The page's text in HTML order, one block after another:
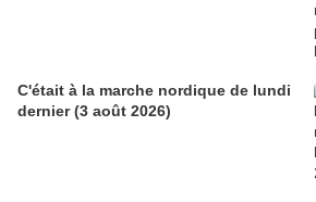
C'était à la marche nordique de lundi
dernier (3 août 2026)